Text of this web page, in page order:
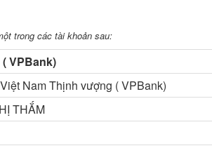
trong các tài khoản sau:
VPBank)
Nam Thịnh vượng ( VPBank)
THẮM